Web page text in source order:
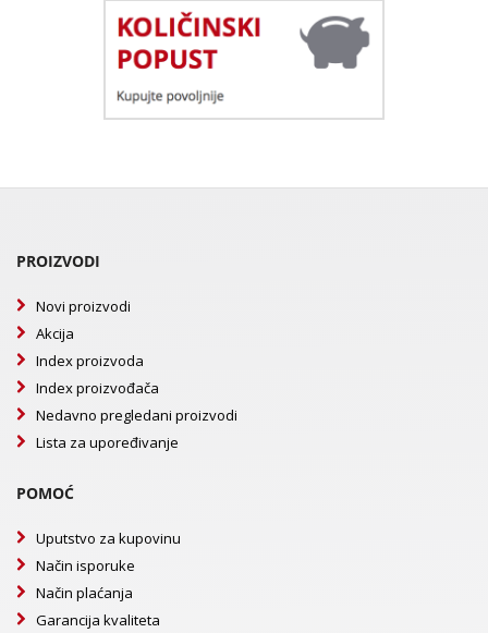
PROIZVODI
Novi proizvodi
Akcija
Index proizvoda
Index proizvođača
Nedavno pregledani proizvodi
Lista za upoređivanje
POMOĆ
Uputstvo za kupovinu
Način isporuke
Način plaćanja
Garancija kvaliteta